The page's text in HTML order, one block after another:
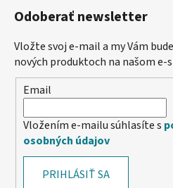
Odoberať newsletter
Vložte svoj e-mail a my Vám
nových produktoch na našom e-
Email
Vložením e-mailu súhlasíte s
osobných údajov
PRIHLÁSIŤ SA